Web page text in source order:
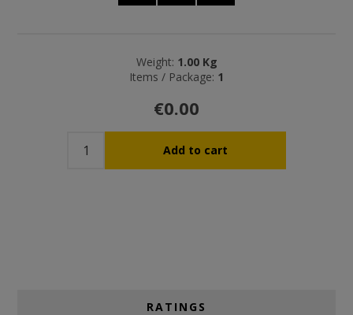
Weight: 1.00 Kg
Items / Package: 1
€0.00
RATINGS